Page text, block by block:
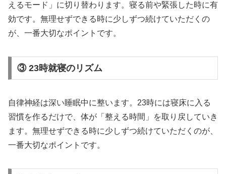
えるモード」に切り替わります。寝る前や緊張した時に有
効です。無理せずできる時に少しずつ続けていただくの
が、一番大切なポイントです。
③ 23時就寝のリズム
自律神経は深い睡眠中に整います。23時には寝床に入る
習慣を作るだけで、体が「整える時間」を取り戻していき
ます。無理せずできる時に少しずつ続けていただくのが、
一番大切なポイントです。